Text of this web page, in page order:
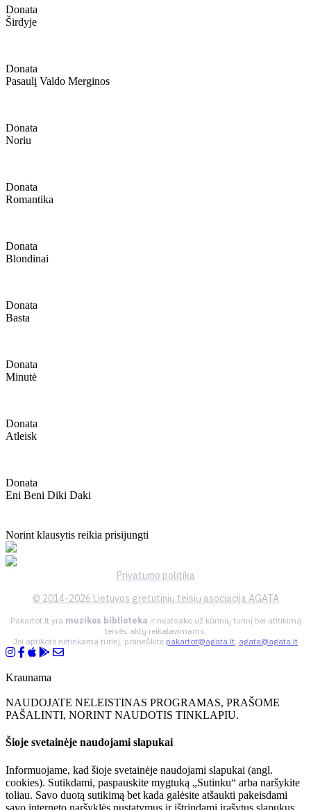
Donata
Širdyje
Donata
Pasaulį Valdo Merginos
Donata
Noriu
Donata
Romantika
Donata
Blondinai
Donata
Basta
Donata
Minutė
Donata
Atleisk
Donata
Eni Beni Diki Daki
Norint klausytis reikia prisijungti
Privatumo politika
© 2014-2026 Lietuvos gretutinių teisių asociacija AGATA
Pakartot.lt yra muzikos biblioteka ir neatsako už kūrinių turinį bei atitikimą
teisės aktų reikalavimams.
Jei aptikote netinkamą turinį, praneškite pakartot@agata.lt, agata@agata.lt
Kraunama
NAUDOJATE NELEISTINAS PROGRAMAS, PRAŠOME
PAŠALINTI, NORINT NAUDOTIS TINKLAPIU.
Šioje svetainėje naudojami slapukai
Informuojame, kad šioje svetainėje naudojami slapukai (angl.
cookies). Sutikdami, paspauskite mygtuką „Sutinku“ arba naršykite
toliau. Savo duotą sutikimą bet kada galėsite atšaukti pakeisdami
savo interneto naršyklės nustatymus ir ištrindami įrašytus slapukus.